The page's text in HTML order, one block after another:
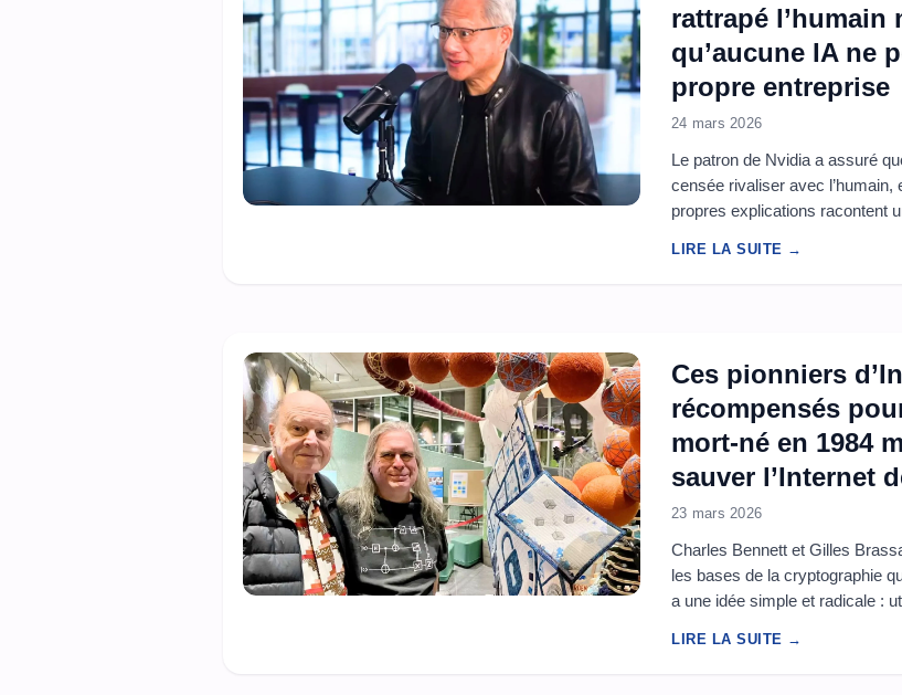
rattrapé
qu’aucune IA ne
propre entreprise
24 mars 2026
Le patron de Nvidia a assuré
censée rivaliser avec l’humain,
propres explications racontent
tenir seul sur la durée. Dans
LIRE LA SUITE →
Ces pionniers
récompensés
mort-né en 1984
sauver l’Internet
23 mars 2026
Charles Bennett et Gilles
les bases de la cryptographie
a une idée simple et radicale :
impossibles à intercepter
LIRE LA SUITE →